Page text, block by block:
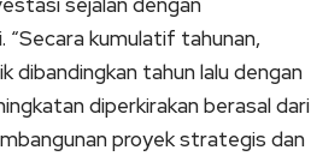
“Secara kumulatif tahunan,
dibandingkan tahun lalu dengan
diperkirakan berasal dari
proyek strategis dan